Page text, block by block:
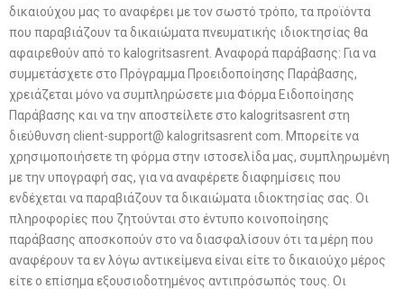
δικαιούχου μας το αναφέρει με τον σωστό τρόπο, τα προϊόντα
που παραβιάζουν τα δικαιώματα πνευματικής ιδιοκτησίας θα
αφαιρεθούν από το kalogritsasrent. Αναφορά παράβασης: Για να
συμμετάσχετε στο Πρόγραμμα Προειδοποίησης Παράβασης,
χρειάζεται μόνο να συμπληρώσετε μια Φόρμα Ειδοποίησης
Παράβασης και να την αποστείλετε στο kalogritsasrent στη
διεύθυνση client-support@ kalogritsasrent com. Μπορείτε να
χρησιμοποιήσετε τη φόρμα στην ιστοσελίδα μας, συμπληρωμένη
με την υπογραφή σας, για να αναφέρετε διαφημίσεις που
ενδέχεται να παραβιάζουν τα δικαιώματα ιδιοκτησίας σας. Οι
πληροφορίες που ζητούνται στο έντυπο κοινοποίησης
παράβασης αποσκοπούν στο να διασφαλίσουν ότι τα μέρη που
αναφέρουν τα εν λόγω αντικείμενα είναι είτε το δικαιούχο μέρος
είτε ο επίσημα εξουσιοδοτημένος αντιπρόσωπός τους. Οι